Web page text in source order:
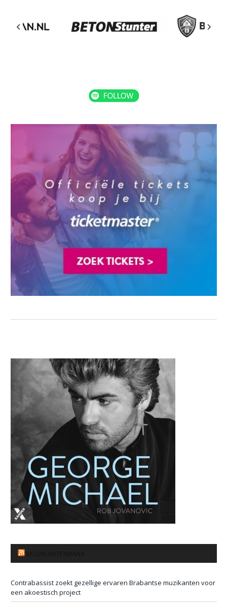
Contrabassist zoekt gezellige ervaren Brabantse muzikanten voor
een akoestisch project